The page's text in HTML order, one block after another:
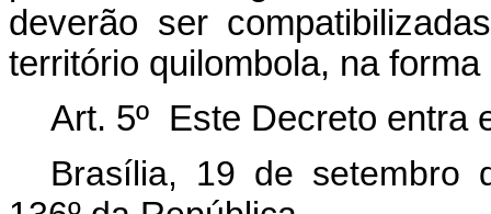
deverão ser
território quilombola, na
Art. 5º Este Decreto entra
Brasília, 19 de setembro